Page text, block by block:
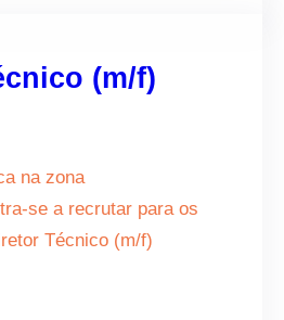
(m/f)
na zona
se a recrutar para os
Técnico (m/f)